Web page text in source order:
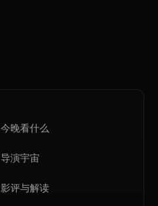
今晚看什么
导演宇宙
影评与解读